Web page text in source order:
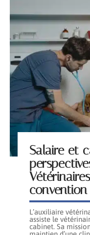
Salaire et
L’auxiliaire
assiste le
cabinet. Sa